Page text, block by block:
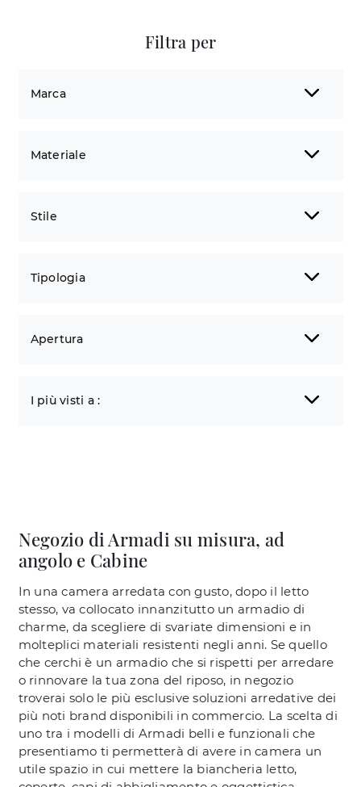
Filtra per
Marca
Materiale
Stile
Tipologia
Apertura
I più visti a :
Negozio di Armadi su misura, ad
angolo e Cabine
In una camera arredata con gusto, dopo il letto
stesso, va collocato innanzitutto un armadio di
charme, da scegliere di svariate dimensioni e in
molteplici materiali resistenti negli anni. Se quello
che cerchi è un armadio che si rispetti per arredare
o rinnovare la tua zona del riposo, in negozio
troverai solo le più esclusive soluzioni arredative dei
più noti brand disponibili in commercio. La scelta di
uno tra i modelli di Armadi belli e funzionali che
presentiamo ti permetterà di avere in camera un
utile spazio in cui mettere la biancheria letto,